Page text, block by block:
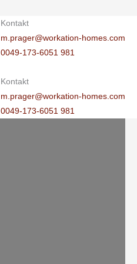
Kontakt
m.prager@workation-homes.com
0049-173-6051 981
Kontakt
m.prager@workation-homes.com
0049-173-6051 981